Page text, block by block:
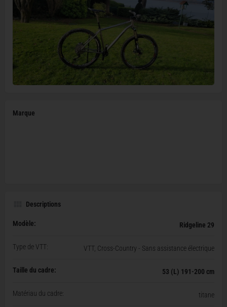
Marque
Descriptions
Modèle: Ridgeline 29
Type de VTT: VTT, Cross-Country - Sans assistance électrique
Taille du cadre: 53 (L) 191-200 cm
Matériau du cadre: titane